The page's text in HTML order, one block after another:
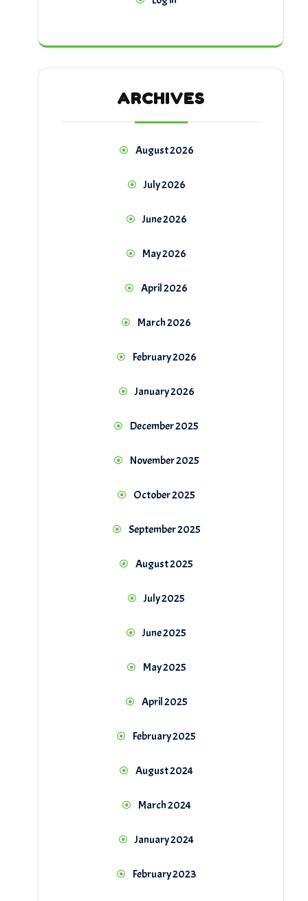
ARCHIVES
August 2026
July 2026
June 2026
May 2026
April 2026
March 2026
February 2026
January 2026
December 2025
November 2025
October 2025
September 2025
August 2025
July 2025
June 2025
May 2025
April 2025
February 2025
August 2024
March 2024
January 2024
February 2023